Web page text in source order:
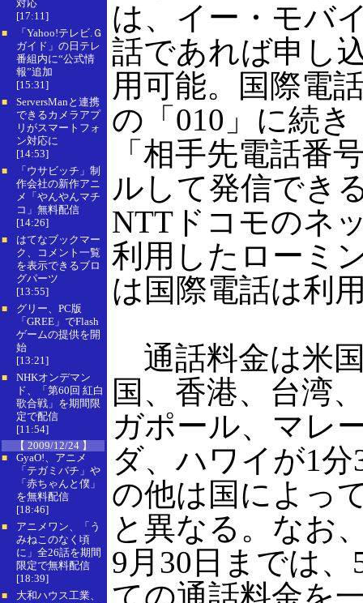
対応
[17:11]
■
「Yahoo!テレビ.Ｇ
ガイド」の日テレ
番組内に“公式情
報”追加
[15:31]
■
ServersManと連携
できるカメラアプ
リがスマートフォ
ン対応に
[14:53]
■
「ウサビッチ」制
作会社の新作アニ
メ「やんやんマチ
コ」無料配信
[14:26]
■
はてなブックマー
ク、コメント一覧
を表示できるブロ
グパーツ
[13:55]
■
グリー、PC版
「GREE」でFlash
ゲームの提供を開
始
[13:21]
■
NHKオンデマン
ド、「第60回 紅白
歌合戦」を期間限
定で配信
[11:54]
【 2009/12/24 】
■
GyaO!、アニメ
「テガミバチ」や
「赤ちゃんと僕」
を無料配信
[18:46]
■
アニメワン、「う
みねこのなく頃
に」全26話を期間
限定で無料配信
[18:39]
■
大和ハウス工業、
は、イー・モバ
話であれば申し
用可能。国際電
の「010」に続
「相手先電話番
ルして発信でき
NTTドコモのネ
利用したローミ
は国際電話は利
通話料金は米
国、香港、台湾
ガポール、マレ
ダ、ハワイが1
の他は国によっ
と異なる。なお
9月30日までは